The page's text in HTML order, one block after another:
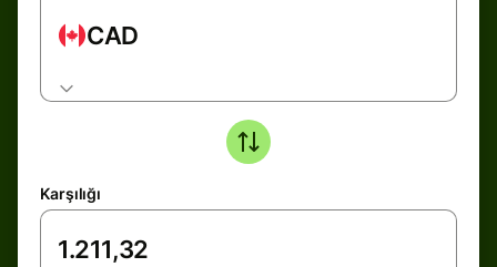
CAD
Karşılığı